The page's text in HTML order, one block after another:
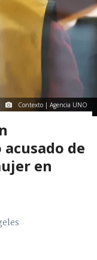
Contexto | Agencia UNO
de
en